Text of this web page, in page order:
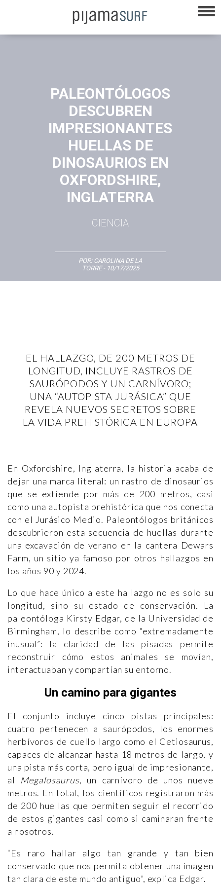
PALEONTÓLOGOS
DESCUBREN
IMPRESIONANTES
HUELLAS DE
DINOSAURIOS EN
OXFORDSHIRE,
INGLATERRA
CIENCIA
POR: CAROLINA DE LA
TORRE- 10/17/2025
EL HALLAZGO, DE 200 METROS DE
LONGITUD, INCLUYE RASTROS DE
SAURÓPODOS Y UN CARNÍVORO;
UNA “AUTOPISTA JURÁSICA” QUE
REVELA NUEVOS SECRETOS SOBRE
LA VIDA PREHISTÓRICA EN EUROPA
En Oxfordshire, Inglaterra, la historia acaba de
dejar una marca literal: un rastro de dinosaurios
que se extiende por más de 200 metros, casi
como una autopista prehistórica que nos conecta
con el Jurásico Medio. Paleontólogos británicos
descubrieron esta secuencia de huellas durante
una excavación de verano en la cantera Dewars
Farm, un sitio ya famoso por otros hallazgos en
los años 90 y 2024.
Lo que hace único a este hallazgo no es solo su
longitud, sino su estado de conservación. La
paleontóloga Kirsty Edgar, de la Universidad de
Birmingham, lo describe como “extremadamente
inusual”: la claridad de las pisadas permite
reconstruir cómo estos animales se movían,
interactuaban y compartían su entorno.
Un camino para gigantes
El conjunto incluye cinco pistas principales:
cuatro pertenecen a saurópodos, los enormes
herbívoros de cuello largo como el Cetiosaurus,
capaces de alcanzar hasta 18 metros de largo, y
una pista más corta, pero igual de impresionante,
al Megalosaurus, un carnívoro de unos nueve
metros. En total, los científicos registraron más
de 200 huellas que permiten seguir el recorrido
de estos gigantes casi como si caminaran frente
a nosotros.
“Es raro hallar algo tan grande y tan bien
conservado que nos permita obtener una imagen
tan clara de este mundo antiguo”, explica Edgar.